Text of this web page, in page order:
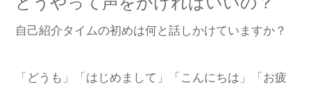
自己紹介タイムの初めは何と話しかけていますか？
「どうも」「はじめまして」「こんにちは」「お疲